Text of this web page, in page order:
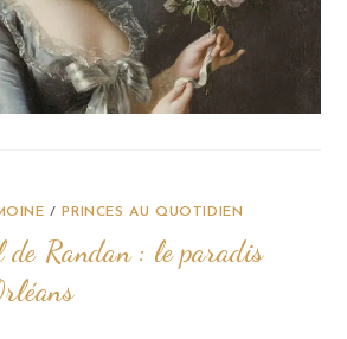
/ PRINCES AU QUOTIDIEN
de Randan : le paradis